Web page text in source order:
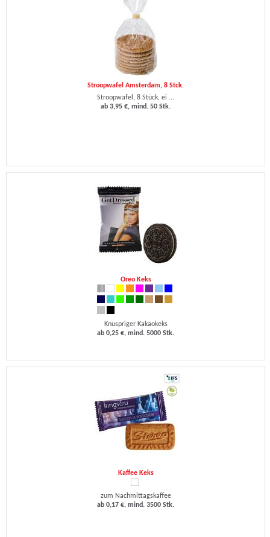
Stroopwafel Amsterdam, 8 Stck.
Stroopwafel, 8 Stück, ei ...
ab 3,95 €, mind. 50 Stk.
Oreo Keks
Knuspriger Kakaokeks
ab 0,25 €, mind. 5000 Stk.
Kaffee Keks
zum Nachmittagskaffee
ab 0,17 €, mind. 3500 Stk.